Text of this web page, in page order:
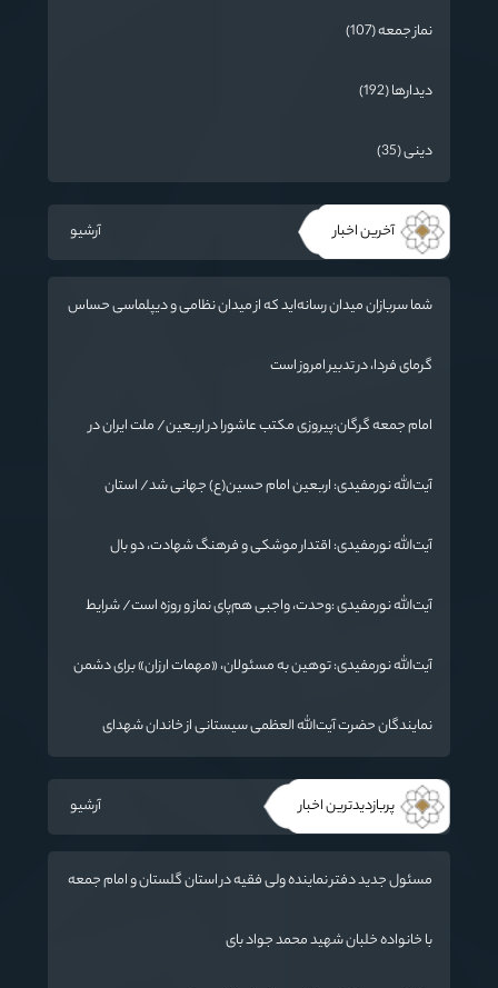
نماز جمعه (107)
دیدارها (192)
دینی (35)
آخرین اخبار آرشیو
شما سربازان میدان رسانه‌اید که از میدان نظامی و دیپلماسی حساس
گرمای فردا، در تدبیر امروز است
امام جمعه گرگان:پیروزی مکتب عاشورا در اربعین/ ملت ایران در
آیت‌الله نورمفیدی: اربعین امام حسین(ع) جهانی شد/ استان
دارد
آیت‌الله نورمفیدی: اقتدار موشکی و فرهنگ شهادت، دو بال
آیت‌الله نورمفیدی :وحدت، واجبی هم‌پای نماز و روزه است/ شرایط
آیت‌الله نورمفیدی: توهین به مسئولان، «مهمات ارزان» برای دشمن
نمایندگان حضرت آیت‌الله العظمی سیستانی از خاندان شهدای
پربازدیدترین اخبار آرشیو
مسئول جدید دفتر نماینده ولی فقیه در استان گلستان و امام جمعه
با خانواده خلبان شهید محمد جواد بای